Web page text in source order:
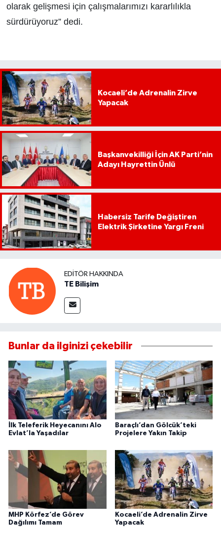
olarak gelişmesi için çalışmalarımızı kararlılıkla
sürdürüyoruz” dedi.
Kocaeli’de Adrenalin Zirve
Yapacak
Başkanvekilliği İçin AK Parti’nin
Adayı Hayrettin Ünlü
Habersiz Tarife Değiştiren
Elektrik Şirketine Yargı Freni
EDITÖR HAKKINDA
TE Bilişim
Bunlar da ilginizi çekebilir
İlk Teleferik Heyecanını Alo
Evlat’la Yaşadılar
Baraçlı’dan Gölcük’teki
Projelere Yakın Takip
MHP Körfez’de Görev
Dağılımı Tamam
Kocaeli’de Adrenalin Zirve
Yapacak